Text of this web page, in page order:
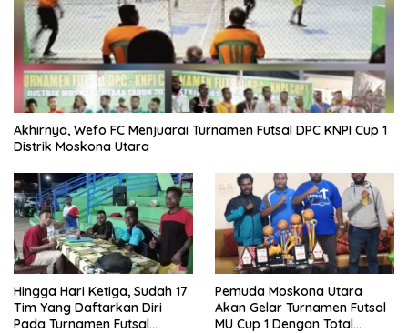
Akhirnya, Wefo FC Menjuarai Turnamen Futsal DPC KNPI Cup 1
Distrik Moskona Utara
Hingga Hari Ketiga, Sudah 17
Tim Yang Daftarkan Diri
Pada Turnamen Futsal
Pemuda Moskona Utara
Akan Gelar Turnamen Futsal
MU Cup 1 Dengan Total